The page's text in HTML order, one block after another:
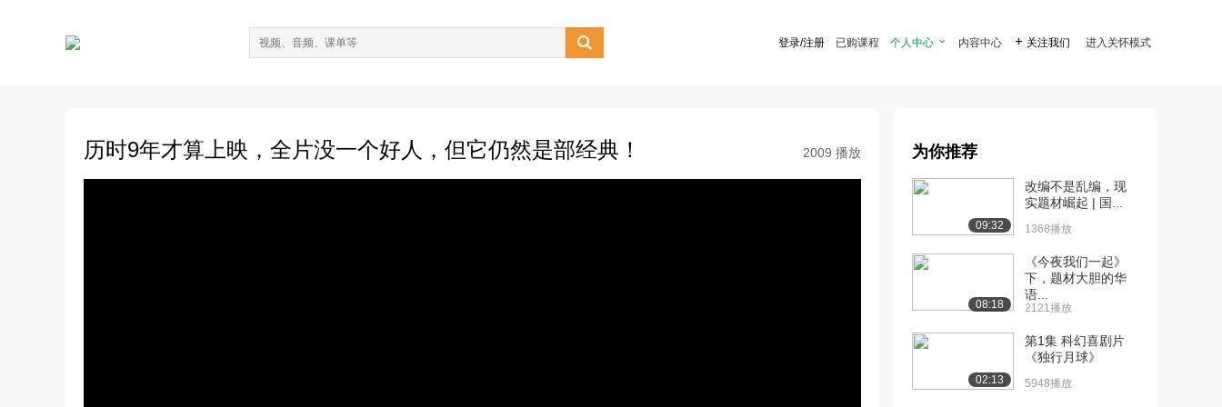
 登录/注册 已购课程 个人中心  内容中心  关注我们 进入关怀模式
历时9年才算上映，全片没一个好人，但它仍然是部经典！ 2009 播放 为你推荐
09:32
改编不是乱编，现
实题材崛起 | 国...
1368播放
08:18
《今夜我们一起》
下，题材大胆的华
语...
2121播放
02:13
第1集 科幻喜剧片
《独行月球》
5948播放